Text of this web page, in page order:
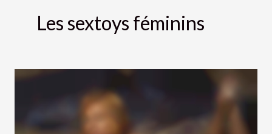
Les sextoys féminins